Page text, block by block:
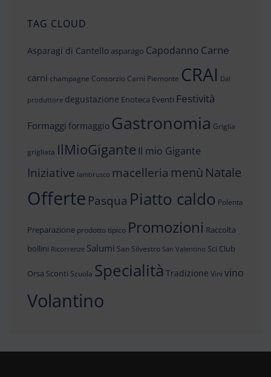
TAG CLOUD
Asparagi di Cantello asparago Capodanno Carne
carni champagne Consorzio Carni Piemonte CRAI Dal
produttore degustazione Enoteca Eventi Festività
Formaggi formaggio Gastronomia Griglia
grigliata IlMioGigante Il mio Gigante
Iniziative lambrusco macelleria menù Natale
Offerte Pasqua Piatto caldo Polenta
Preparazione prodotto tipico Promozioni Raccolta
bollini Ricorrenze Salumi San Silvestro San Valentino Sci Club
Orsa Sconti Scuola Specialità Tradizione Vini vino
Volantino